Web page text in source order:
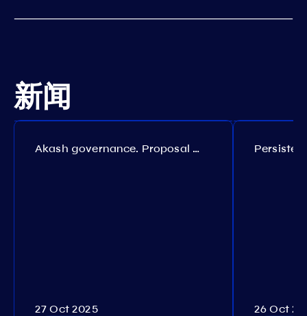
新闻
Akash governance. Proposal №308
27 Oct 2025 26 Oct